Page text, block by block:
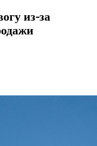
из-за